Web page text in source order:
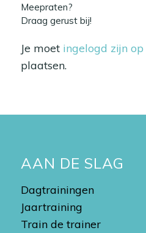
Meepraten?
Draag gerust bij!
Je moet ingelogd zijn op
plaatsen.
AAN DE SLAG
Dagtrainingen
Jaartraining
Train de trainer